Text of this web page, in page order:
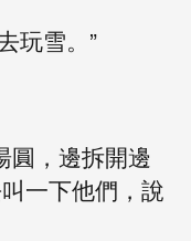
玩雪。”
圓，邊拆開邊
一下他們，說